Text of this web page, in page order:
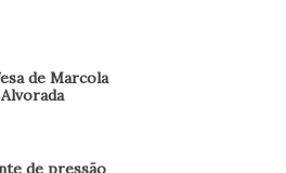
de Marcola
de pressão